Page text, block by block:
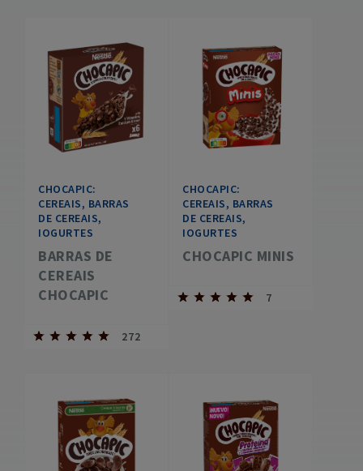
CHOCAPIC:
CEREAIS, BARRAS
DE CEREAIS,
IOGURTES
BARRAS DE
CEREAIS
CHOCAPIC
272
CHOCAPIC:
CEREAIS, BARRAS
DE CEREAIS,
IOGURTES
CHOCAPIC MINIS
7